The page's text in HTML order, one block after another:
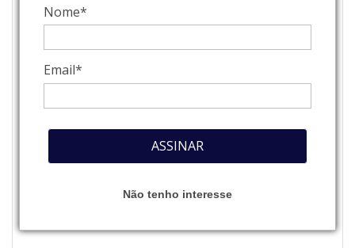
Nome*
Email*
ASSINAR
Não tenho interesse